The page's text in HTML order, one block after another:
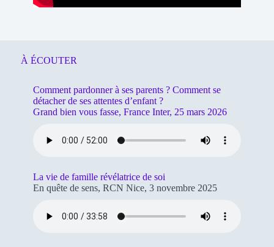
À ÉCOUTER
Comment pardonner à ses parents ? Comment se
détacher de ses attentes d’enfant ?
Grand bien vous fasse, France Inter, 25 mars 2026
La vie de famille révélatrice de soi
En quête de sens, RCN Nice, 3 novembre 2025